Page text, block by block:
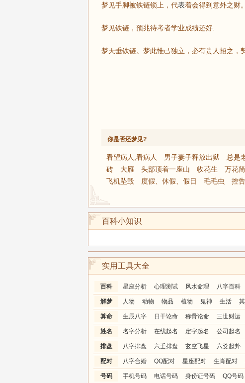
梦见手脚被铁链锁上，代表着会得到意外之财。
梦见铁链，预兆待考者学业成绩还好.
梦天垂铁链。梦此惟己独立，必有贵人招之，
你是否还梦见?
看望病人,看病人 男子妻子释放出狱 总是
砖
大雁 头部顶着一座山 收花生 万花筒
飞机坠毁
度假、休假、假日 毛毛虫 控告
百科小知识
实用工具大全
百科 星座分析 心理测试 风水命理 八字百科
解梦 人物 动物 物品 植物 鬼神 生活
算命 生辰八字 日干论命 称骨论命 三世财运
姓名 名字分析 在线起名 定字起名 公司起名
排盘 八字排盘 六壬排盘 玄空飞星 六爻起卦
配对 八字合婚 QQ配对 星座配对 生肖配对
号码 手机号码 电话号码 身份证号码 QQ号码